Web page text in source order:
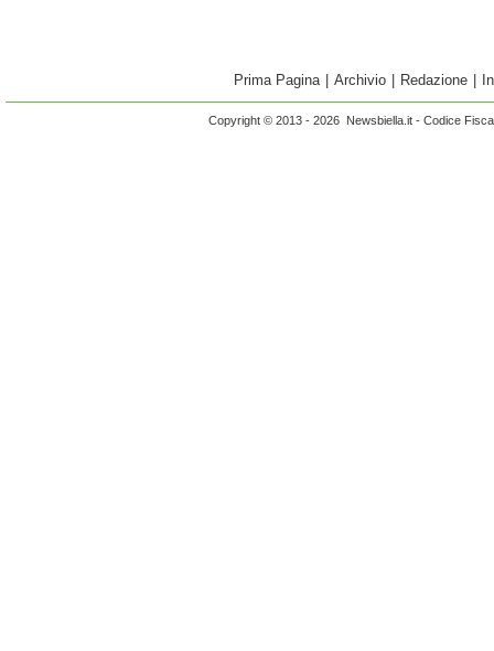
Prima Pagina Archivio Redazione
Copyright © 2013 - 2026 Newsbiella.it - Codice